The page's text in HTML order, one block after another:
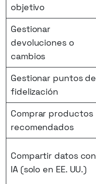
objetivo
Gestionar
devoluciones o
cambios
Gestionar puntos de
fidelización
Comprar productos
recomendados
Compartir datos con
IA (solo en EE. UU.)